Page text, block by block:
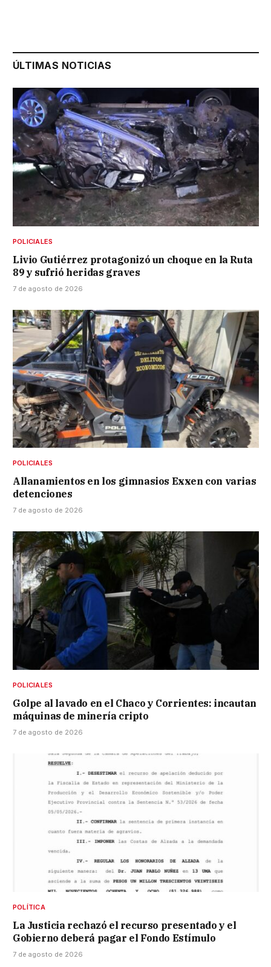
ÚLTIMAS NOTICIAS
POLICIALES
Livio Gutiérrez protagonizó un choque en la Ruta
89 y sufrió heridas graves
7 de agosto de 2026
POLICIALES
Allanamientos en los gimnasios Exxen con varias
detenciones
7 de agosto de 2026
POLICIALES
Golpe al lavado en el Chaco y Corrientes: incautan
máquinas de minería cripto
7 de agosto de 2026
POLÍTICA
La Justicia rechazó el recurso presentado y el
Gobierno deberá pagar el Fondo Estímulo
7 de agosto de 2026